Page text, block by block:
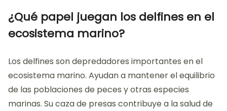
¿Qué papel juegan los delfines en el
ecosistema marino?
Los delfines son depredadores importantes en el
ecosistema marino. Ayudan a mantener el equilibrio
de las poblaciones de peces y otras especies
marinas. Su caza de presas contribuye a la salud de